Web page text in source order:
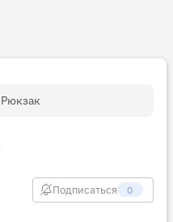
Рюкзак
Подписаться 0